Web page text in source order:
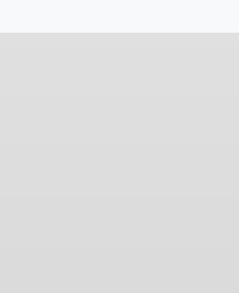
index in both German and English